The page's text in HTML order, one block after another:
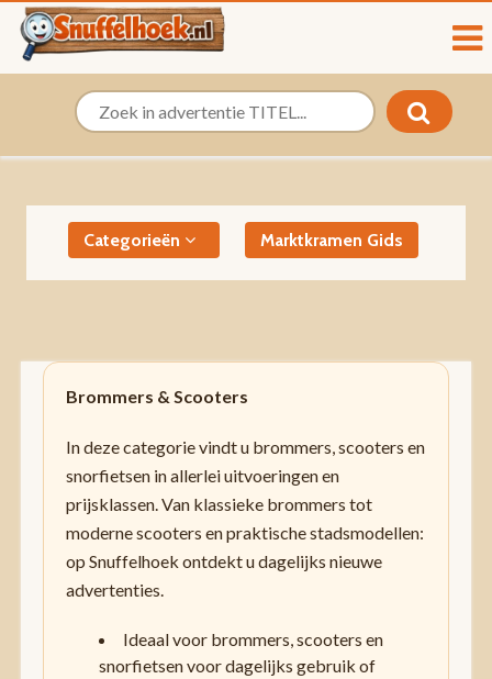
Categorieën Marktkramen Gids
Brommers & Scooters
In deze categorie vindt u brommers, scooters en
snorfietsen in allerlei uitvoeringen en
prijsklassen. Van klassieke brommers tot
moderne scooters en praktische stadsmodellen:
op Snuffelhoek ontdekt u dagelijks nieuwe
advertenties.
Ideaal voor brommers, scooters en
snorfietsen voor dagelijks gebruik of